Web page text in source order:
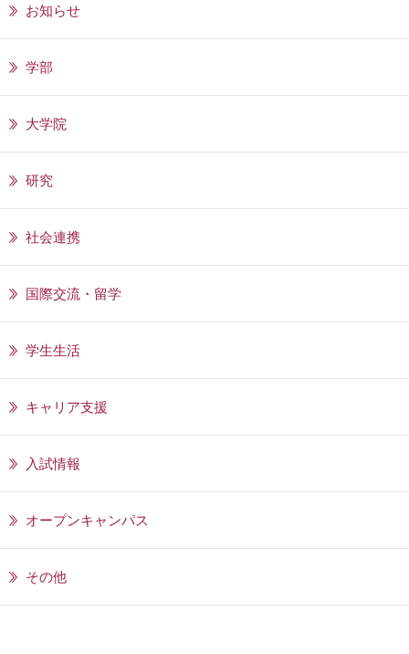
お知らせ
学部
大学院
研究
社会連携
国際交流・留学
学生生活
キャリア支援
入試情報
オープンキャンパス
その他